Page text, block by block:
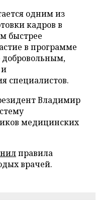
одним из
кадров в
быстрее
в программе
специалистов.
Владимир
медицинских
правила
врачей.